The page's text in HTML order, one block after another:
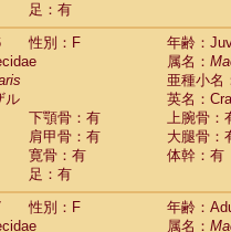
足：有
性別：F
年齢：
属名：
亜種小名
ル
英名：
下顎骨：有
上腕骨：
肩甲骨：有
大腿骨：
寛骨：有
体幹：有
足：有
性別：F
年齢：
属名：